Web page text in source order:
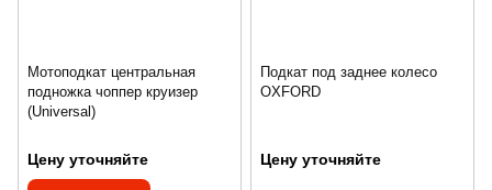
Мотоподкат центральная
подножка чоппер круизер
(Universal)
Цену уточняйте
Подкат под заднее колесо
OXFORD
Цену уточняйте